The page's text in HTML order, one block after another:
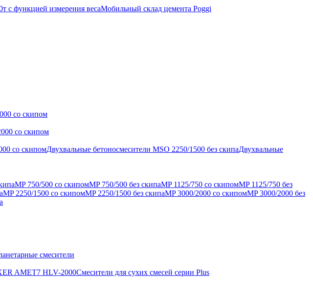
с функцией измерения весаМобильный склад цемента Poggi
со скипом
со скипом
со скипомДвухвальные бетоносмесители MSO 2250/1500 без скипаДвухвальные
MP 750/500 со скипомMP 750/500 без скипаMP 1125/750 со скипомMP 1125/750 без
MP 2250/1500 со скипомMP 2250/1500 без скипаMP 3000/2000 со скипомMP 3000/2000 без
смесители
AMET7 HLV-2000Смесители для сухих смесей серии Plus